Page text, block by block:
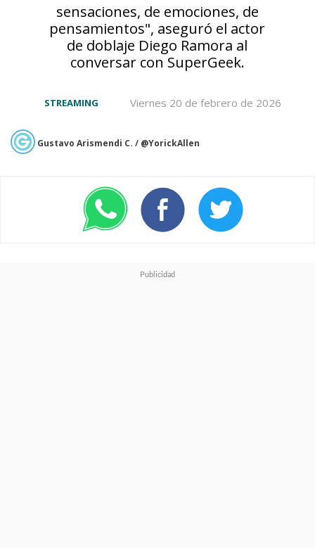
🏴‍☠️ ONE PIECE FILM RED
🔍 SPY x FAMILY:
Temporada 1
🏐 Haikyu!!: Temporadas
🏰 Black Clover
👊 JUJUTSU KAISEN:
Temporada 1
sensaciones, de emociones, de
pensamientos", aseguró el actor
de doblaje Diego Ramora al
conversar con SuperGeek.
Viernes 20 de febrero de 2026
STREAMING
Gustavo Arismendi C. / @YorickAllen